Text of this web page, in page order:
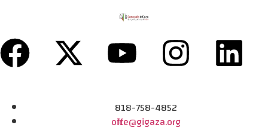
818-758-4852
office@gigaza.org